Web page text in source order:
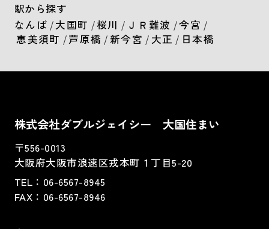
駅から探す
なんば /大国町 /桜川 / ＪＲ難波 /今宮 /
恵美須町 /芦原橋 /新今宮 / 大正 / 日本橋
株式会社ダブルジェイシー 大国住まい
〒556-0013
大阪府大阪市浪速区戎本町１丁目5-20
TEL： 06-6567-8945
FAX：06-6567-8946